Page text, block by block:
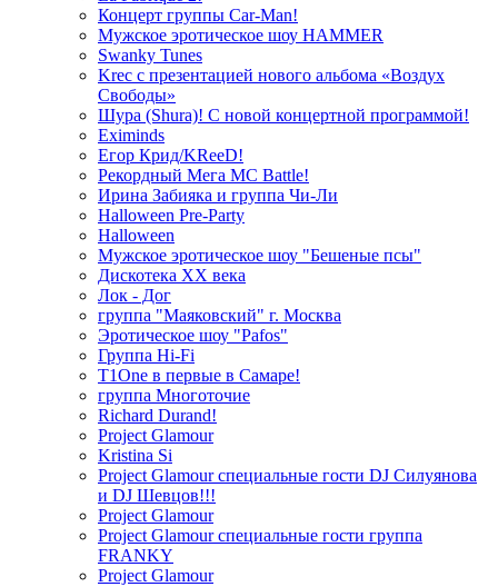
Концерт группы Car-Man!
Мужское эротическое шоу HAMMER
Swanky Tunes
Krec с презентацией нового альбома «Воздух
Свободы»
Шура (Shura)! С новой концертной программой!
Eximinds
Егор Крид/KReeD!
Рекордный Мега МС Battle!
Ирина Забияка и группа Чи-Ли
Halloween Pre-Party
Halloween
Мужское эротическое шоу "Бешеные псы"
Дискотека ХХ века
Лок - Дог
группа "Маяковский" г. Москва
Эротическое шоу "Pafos"
Группа Hi-Fi
T1One в первые в Самаре!
группа Многоточие
Richard Durand!
Project Glamour
Kristina Si
Project Glamour специальные гости DJ Силуянова
и DJ Шевцов!!!
Project Glamour
Project Glamour специальные гости группа
FRANKY
Project Glamour